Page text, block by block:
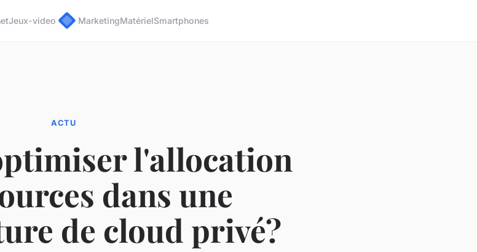
Jeux-video MarketingMatérielSmartphones
ACTU
l'allocation
dans une
de cloud privé?